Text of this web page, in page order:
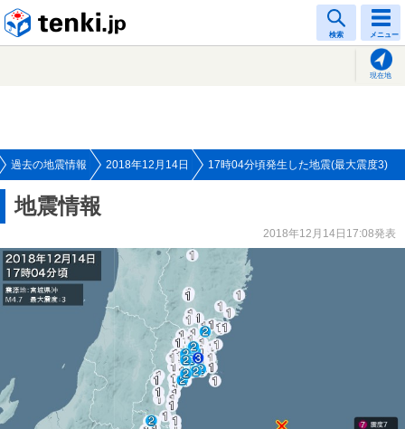
検索 メニュー
現在地
過去の地震情報 2018年12月14日 17時04分頃発生した地震(最大震度3)
地震情報
2018年12月14日17:08発表